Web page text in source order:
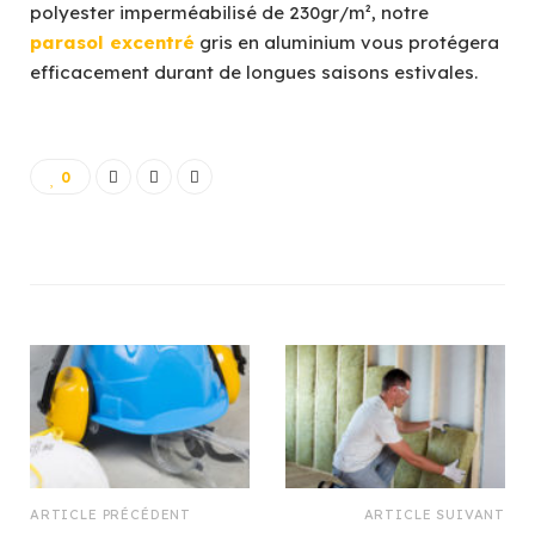
polyester imperméabilisé de 230gr/m², notre
parasol excentré gris en aluminium vous protégera
efficacement durant de longues saisons estivales.
0
ARTICLE PRÉCÉDENT ARTICLE SUIVANT